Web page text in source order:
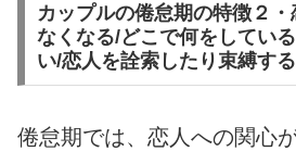
カップルの倦怠期の特徴２
なくなる/どこで何をしてい
い/恋人を詮索したり束縛す
倦怠期では、恋人への関心